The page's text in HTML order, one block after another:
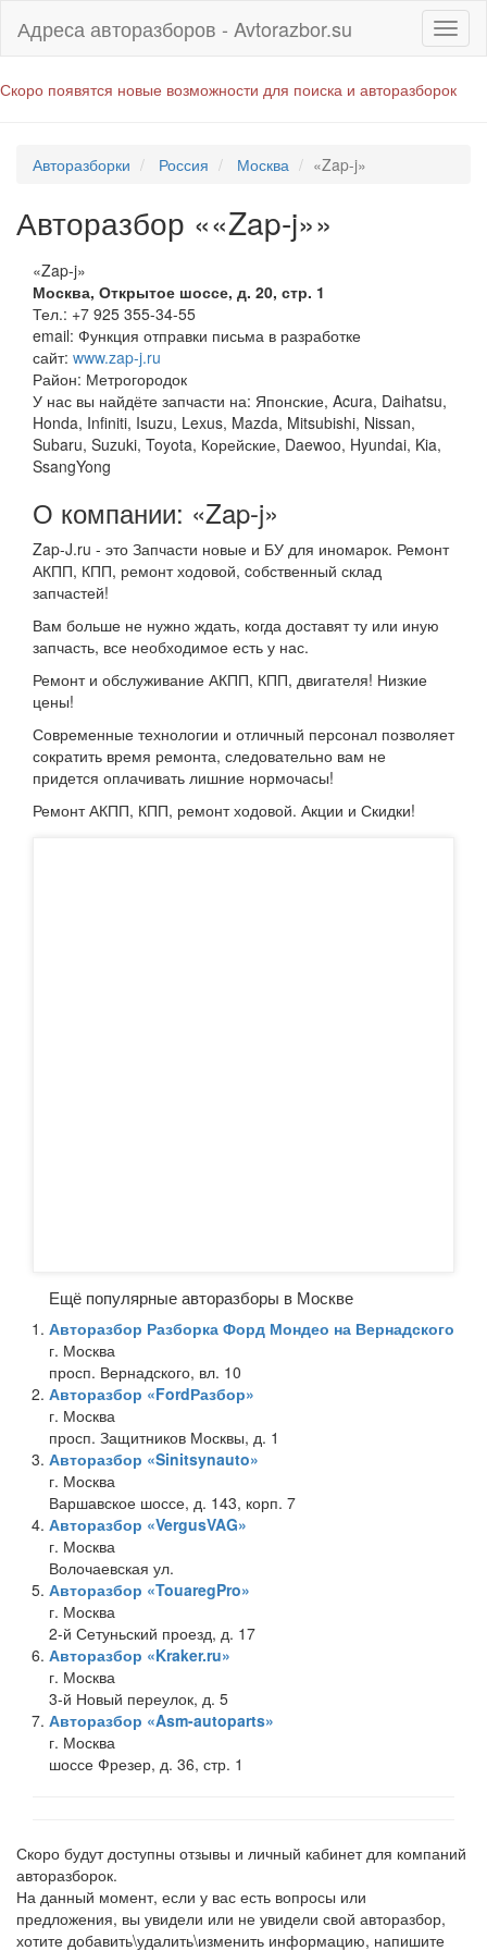
Адреса авторазборов - Avtorazbor.su
Скоро появятся новые возможности для поиска и авторазборок
Авторазборки Россия Москва «Zap-j»
Авторазбор ««Zap-j»»
«Zap-j»
Москва, Открытое шоссе, д. 20, стр. 1
Тел.: +7 925 355-34-55
email: Функция отправки письма в разработке
сайт: www.zap-j.ru
Район: Метрогородок
У нас вы найдёте запчасти на: Японские, Acura, Daihatsu,
Honda, Infiniti, Isuzu, Lexus, Mazda, Mitsubishi, Nissan,
Subaru, Suzuki, Toyota, Корейские, Daewoo, Hyundai, Kia,
SsangYong
О компании: «Zap-j»
Zap-J.ru - это Запчасти новые и БУ для иномарок. Ремонт
АКПП, КПП, ремонт ходовой, cобственный склад
запчастей!
Вам больше не нужно ждать, когда доставят ту или иную
запчасть, все необходимое есть у нас.
Ремонт и обслуживание АКПП, КПП, двигателя! Низкие
цены!
Современные технологии и отличный персонал позволяет
сократить время ремонта, следовательно вам не
придется оплачивать лишние нормочасы!
Ремонт АКПП, КПП, ремонт ходовой. Акции и Скидки!
Ещё популярные авторазборы в Москве
Авторазбор Разборка Форд Мондео на Вернадского
г. Москва
просп. Вернадского, вл. 10
Авторазбор «FordРазбор»
г. Москва
просп. Защитников Москвы, д. 1
Авторазбор «Sinitsynauto»
г. Москва
Варшавское шоссе, д. 143, корп. 7
Авторазбор «VergusVAG»
г. Москва
Волочаевская ул.
Авторазбор «TouaregPro»
г. Москва
2-й Сетуньский проезд, д. 17
Авторазбор «Kraker.ru»
г. Москва
3-й Новый переулок, д. 5
Авторазбор «Asm-autoparts»
г. Москва
шоссе Фрезер, д. 36, стр. 1
Скоро будут доступны отзывы и личный кабинет для компаний
авторазборок.
На данный момент, если у вас есть вопросы или
предложения, вы увидели или не увидели свой авторазбор,
хотите добавить\удалить\изменить информацию, напишите